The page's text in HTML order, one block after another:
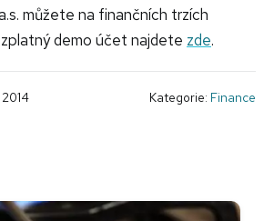
můžete na finančních trzích
demo účet najdete zde.
Kategorie: Finance